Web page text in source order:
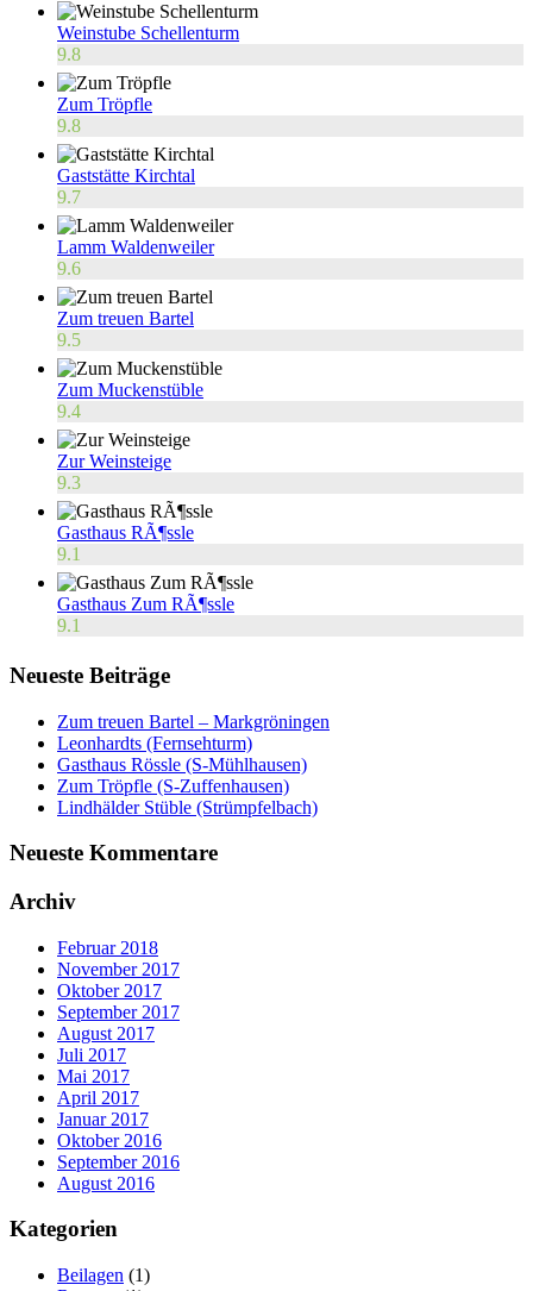
Weinstube Schellenturm
9.8
Zum Tröpfle
9.8
Gaststätte Kirchtal
9.7
Lamm Waldenweiler
9.6
Zum treuen Bartel
9.5
Zum Muckenstüble
9.4
Zur Weinsteige
9.3
Gasthaus RÃ¶ssle
9.1
Gasthaus Zum RÃ¶ssle
9.1
Neueste Beiträge
Zum treuen Bartel – Markgröningen
Leonhardts (Fernsehturm)
Gasthaus Rössle (S-Mühlhausen)
Zum Tröpfle (S-Zuffenhausen)
Lindhälder Stüble (Strümpfelbach)
Neueste Kommentare
Archiv
Februar 2018
November 2017
Oktober 2017
September 2017
August 2017
Juli 2017
Mai 2017
April 2017
Januar 2017
Oktober 2016
September 2016
August 2016
Kategorien
Beilagen (1)